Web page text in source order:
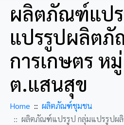
ผลิตภัณฑ์แป
แปรรูปผลิต
การเกษตร ห
ต.แสนสุข
Home
ผลิตภัณฑ์ชุมชน
ผลิตภัณฑ์แปรรูป กลุ่มแปรรูปผ